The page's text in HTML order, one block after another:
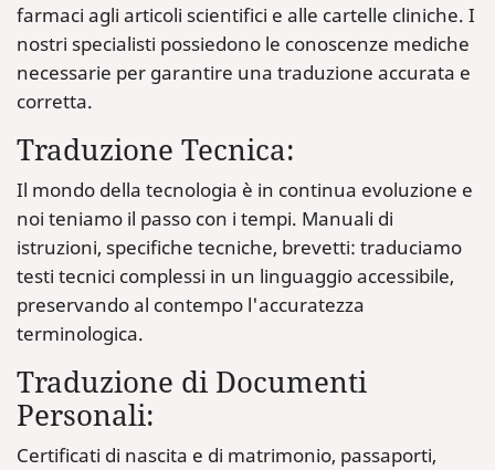
farmaci agli articoli scientifici e alle cartelle cliniche. I
nostri specialisti possiedono le conoscenze mediche
necessarie per garantire una traduzione accurata e
corretta.
Traduzione Tecnica:
Il mondo della tecnologia è in continua evoluzione e
noi teniamo il passo con i tempi. Manuali di
istruzioni, specifiche tecniche, brevetti: traduciamo
testi tecnici complessi in un linguaggio accessibile,
preservando al contempo l'accuratezza
terminologica.
Traduzione di Documenti
Personali:
Certificati di nascita e di matrimonio, passaporti,